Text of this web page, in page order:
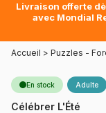
Livraison offerte
avec Mondial
Accueil > Puzzles -
En stock Adulte
Célébrer L'Été